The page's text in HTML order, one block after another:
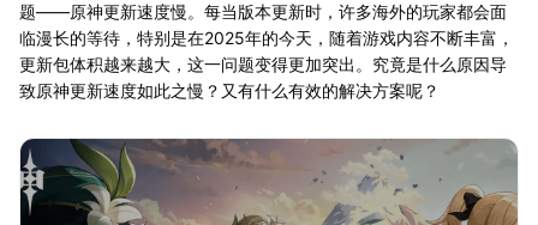
题——原神更新速度慢。每当版本更新时，许多海外的玩家都会面
临漫长的等待，特别是在2025年的今天，随着游戏内容不断丰富，
更新包体积越来越大，这一问题变得更加突出。究竟是什么原因导
致原神更新速度如此之慢？又有什么有效的解决方案呢？